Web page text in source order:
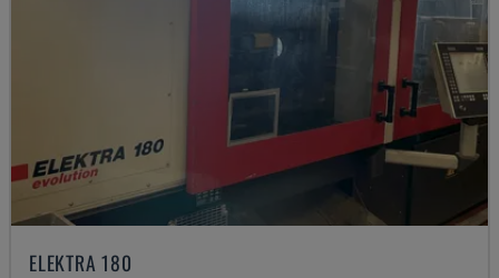
ELEKTRA 180